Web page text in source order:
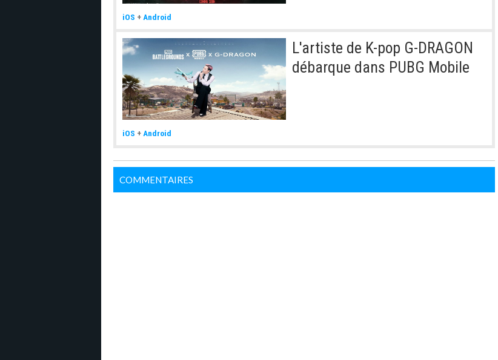
iOS +Android
L'artiste de K-pop G-DRAGON
débarque dans PUBG Mobile
iOS +Android
COMMENTAIRES